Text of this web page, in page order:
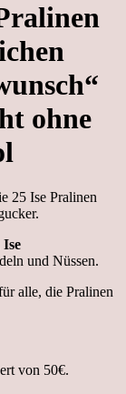
ohne
25 Ise Pralinen
Ise
und Nüssen.
alle, die Pralinen
von 50€.